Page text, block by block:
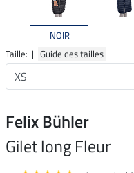
NOIR
Taille: | Guide des tailles
Felix Bühler
Gilet long Fleur